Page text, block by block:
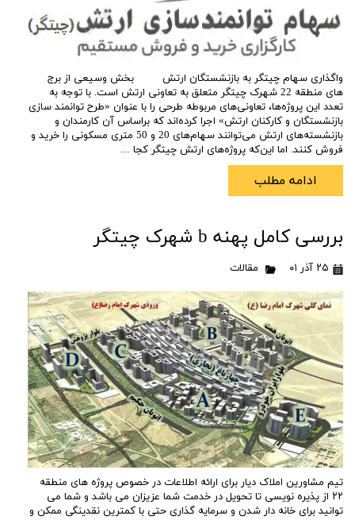
واگذاری سهام چیتگر به بازنشستگان ارتش بخش وسیعی از برج‌
های منطقه 22 شهرک چیتگر متعلق به تعاونی ارتش است. با توجه به
تعدد این پروژه‌ها، تعاونی‌های مربوطه طرحی را با عنوان «طرح توانمند سازی
بازنشستگان و کارکنان ارتش» اجرا کرده‌اند که براساس آن کارمندان و
بازنشسته‌های ارتش می‌توانند سهام‌های 20 و 50 متری مسکونی را خرید و
فروش کنند. اما این‌که پروژه‌های ارتش چیتگر کجا …
ادامه مطلب
بررسی کامل پهنه b شهرک چیتگر
۲۵ آذر ۰۱ مقالات
تیم مشاورین املاک دیار برای ارائه اطلاعات در خصوص پروژه های منطقه
۲۲ از پذیره نویسی تا تحویل در خدمت شما عزیزان می باشد و شما می
توانید برای خانه دار شدن و سرمایه گذاری حتی با کمترین نقدینگی ممکن و